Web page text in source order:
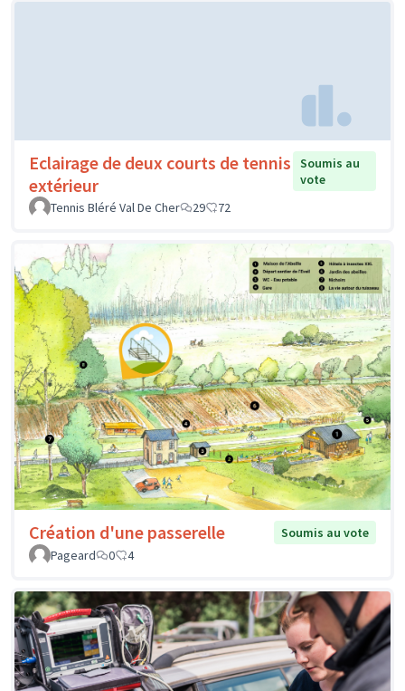
Eclairage de deux courts de tennis
extérieur
Soumis au
vote
Tennis Bléré Val De Cher
29 72
Création d'une passerelle
Soumis au vote
Pageard
0 4